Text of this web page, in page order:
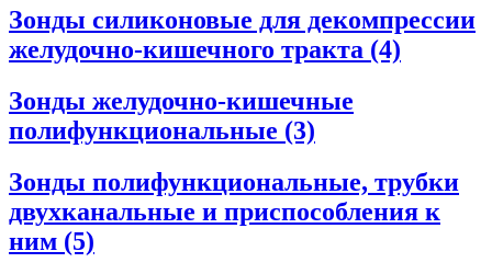
Зонды силиконовые для декомпрессии
желудочно-кишечного тракта (4)
Зонды желудочно-кишечные
полифункциональные (3)
Зонды полифункциональные, трубки
двухканальные и приспособления к
ним (5)